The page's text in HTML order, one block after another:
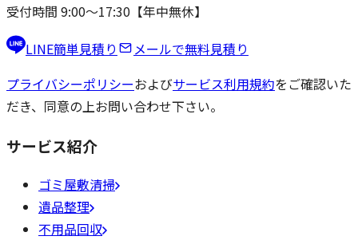
受付時間 9:00〜17:30【年中無休】
LINE簡単見積り
メールで無料見積り
プライバシーポリシーおよびサービス利用規約をご確認いた
だき、同意の上お問い合わせ下さい。
サービス紹介
ゴミ屋敷清掃
遺品整理
不用品回収